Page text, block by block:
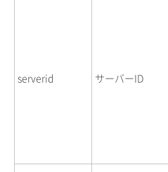
serverid サーバーID